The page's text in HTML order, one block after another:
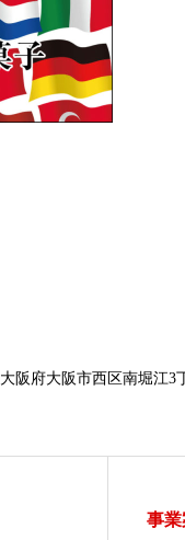
大阪府大阪市西区南堀江3
事